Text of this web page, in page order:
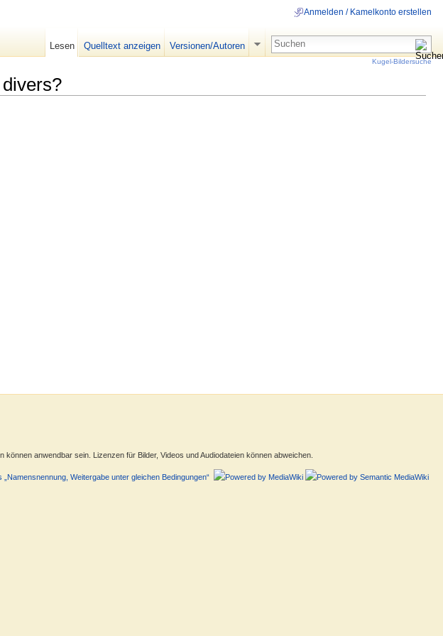
Anmelden / Kamelkonto erstellen
Lesen Quelltext anzeigen Versionen/Autoren
Kugel-Bildersuche
können anwendbar sein. Lizenzen für Bilder, Videos und Audiodateien können abweichen.